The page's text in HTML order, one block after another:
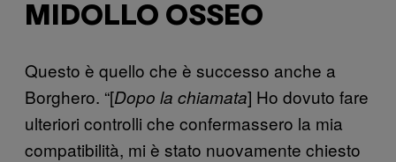
MIDOLLO OSSEO
Questo è quello che è successo anche a
Borghero. “[Dopo la chiamata] Ho dovuto fare
ulteriori controlli che confermassero la mia
compatibilità, mi è stato nuovamente chiesto